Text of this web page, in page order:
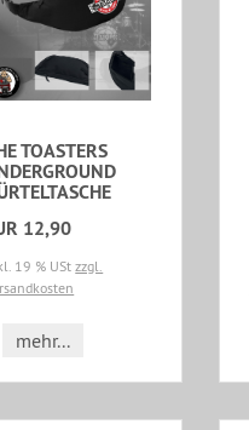
TOASTERS
12,90
19 % UStzzgl.
mehr...